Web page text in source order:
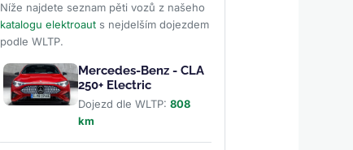
Níže najdete seznam pěti vozů z našeho
katalogu elektroauts nejdelším dojezdem
podle WLTP.
Mercedes-Benz - CLA
250+ Electric
Dojezd dle WLTP: 808
km